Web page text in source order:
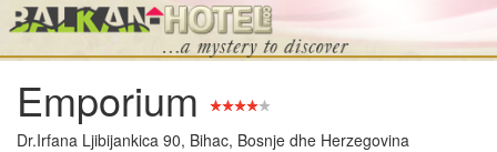
Emporium
Dr.Irfana Ljibijankica 90, Bihac, Bosnje dhe Herzegovina